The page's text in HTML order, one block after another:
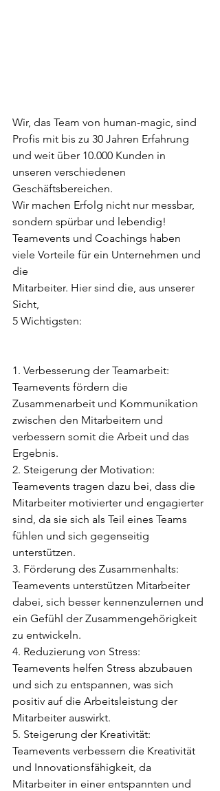
Wir, das Team von human-magic, sind
Profis mit bis zu 30 Jahren Erfahrung
und weit über 10.000 Kunden in
unseren verschiedenen
Geschäftsbereichen.
Wir machen Erfolg nicht nur messbar,
sondern spürbar und lebendig!
Teamevents und Coachings haben
viele Vorteile für ein Unternehmen und
die
Mitarbeiter. Hier sind die, aus unserer
Sicht,
5 Wichtigsten:
1. Verbesserung der Teamarbeit:
Teamevents fördern die
Zusammenarbeit und Kommunikation
zwischen den Mitarbeitern und
verbessern somit die Arbeit und das
Ergebnis.
2. Steigerung der Motivation:
Teamevents tragen dazu bei, dass die
Mitarbeiter motivierter und engagierter
sind, da sie sich als Teil eines Teams
fühlen und sich gegenseitig
unterstützen.
3. Förderung des Zusammenhalts:
Teamevents unterstützen Mitarbeiter
dabei, sich besser kennenzulernen und
ein Gefühl der Zusammengehörigkeit
zu entwickeln.
4. Reduzierung von Stress:
Teamevents helfen Stress abzubauen
und sich zu entspannen, was sich
positiv auf die Arbeitsleistung der
Mitarbeiter auswirkt.
5. Steigerung der Kreativität:
Teamevents verbessern die Kreativität
und Innovationsfähigkeit, da
Mitarbeiter in einer entspannten und